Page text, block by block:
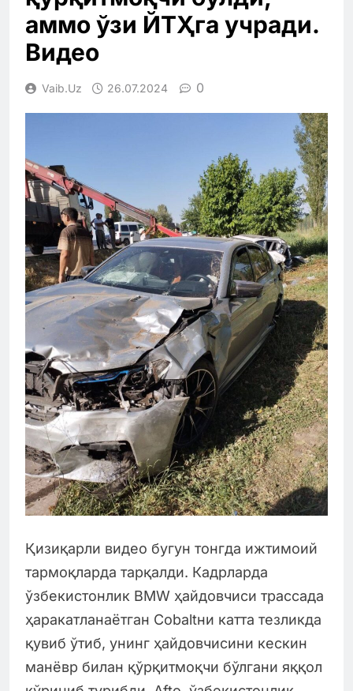
аммо ўзи ЙТҲга учради.
Видео
Vaib.uz 26.07.2024 0
Қизиқарли видео бугун тонгда ижтимоий
тармоқларда тарқалди. Кадрларда
ўзбекистонлик BMW ҳайдовчиси трассада
ҳаракатланаётган Cobaltни катта тезликда
қувиб ўтиб, унинг ҳайдовчисини кескин
манёвр билан қўрқитмоқчи бўлгани яққол